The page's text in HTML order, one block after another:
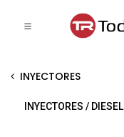
INYECTORES
INYECTORES / DIESEL